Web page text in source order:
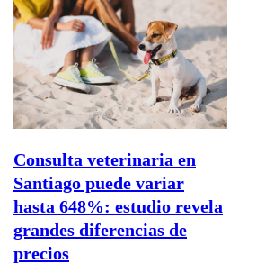
Consulta veterinaria en
Santiago puede variar
hasta 648%: estudio revela
grandes diferencias de
precios